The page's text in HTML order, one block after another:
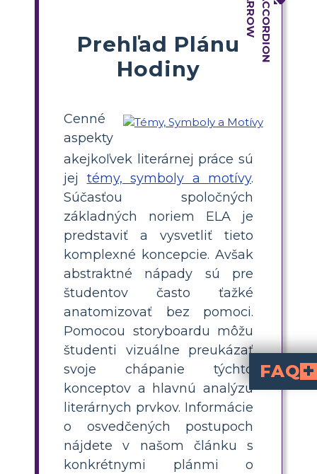
Prehľad Plánu
Hodiny
Cenné
aspekty
akejkoľvek literárnej práce sú
jej témy, symboly a motívy.
Súčasťou spoločných
základných noriem ELA je
predstaviť a vysvetliť tieto
komplexné koncepcie. Avšak
abstraktné nápady sú pre
študentov často ťažké
anatomizovať bez pomoci.
Pomocou storyboardu môžu
študenti vizuálne preukázať
svoje chápanie týchto
konceptov a hlavnú analýzu
literárnych prvkov. Informácie
o osvedčených postupoch
nájdete v našom článku s
konkrétnymi plánmi o
FAQ